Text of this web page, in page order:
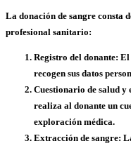
La donación de sangre consta
profesional sanitario:
Registro del donante: El
recogen sus datos
Cuestionario de salud
realiza al donante un
exploración médica.
Extracción de sangre: